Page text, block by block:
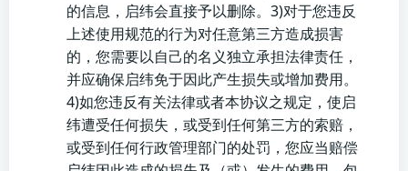
的信息，启纬会直接予以删除。3)对于您违反
上述使用规范的行为对任意第三方造成损害
的，您需要以自己的名义独立承担法律责任，
并应确保启纬免于因此产生损失或增加费用。
4)如您违反有关法律或者本协议之规定，使启
纬遭受任何损失，或受到任何第三方的索赔，
或受到任何行政管理部门的处罚，您应当赔偿